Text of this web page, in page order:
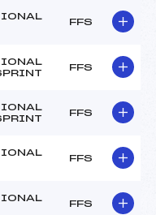
FFS
FFS
FFS
FFS
FFS